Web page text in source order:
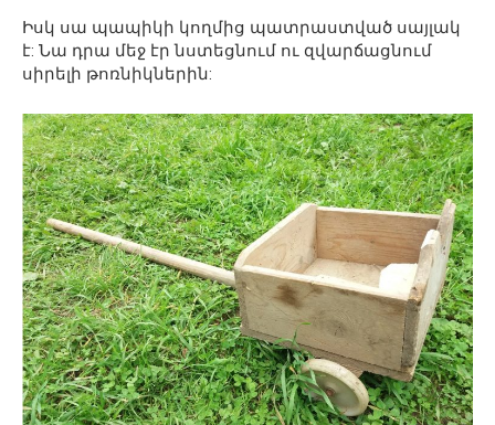
Իսկ սա պապիկի կողմից պատրաստված սայլակ
է: Նա դրա մեջ էր նստեցնում ու զվարճացնում
սիրելի թոռնիկներին: